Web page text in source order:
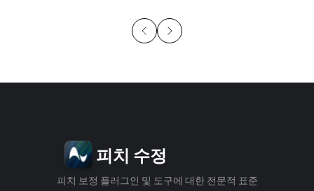
슬라이드 1/4
피치 수정
피치 보정 플러그인 및 도구에 대한 전문적 표준